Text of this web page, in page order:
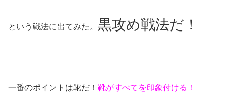
という戦法に出てみた。 黒攻め戦法だ！
一番のポイントは靴だ！ 靴がすべてを印象付ける！